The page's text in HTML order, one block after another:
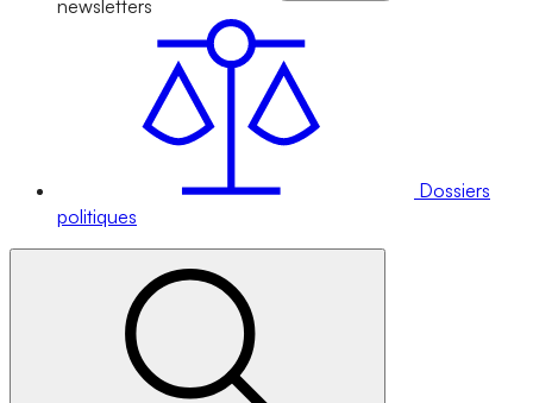
newsletters
Dossiers
politiques